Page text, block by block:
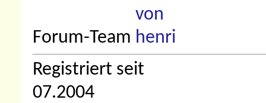
Forum-Team
Registriert seit
07.2004